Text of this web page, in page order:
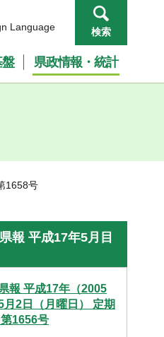
Language 検索
県政情報・統計
1658号
報 平成17年5月目
報 平成17年（2005
月2日（月曜日） 定期
1656号